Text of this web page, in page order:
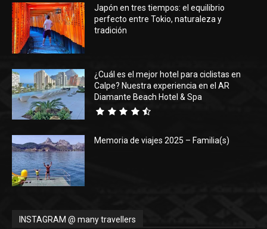
Japón en tres tiempos: el equilibrio
perfecto entre Tokio, naturaleza y
tradición
¿Cuál es el mejor hotel para ciclistas en
Calpe? Nuestra experiencia en el AR
Diamante Beach Hotel & Spa
Memoria de viajes 2025 – Familia(s)
INSTAGRAM @ many travellers